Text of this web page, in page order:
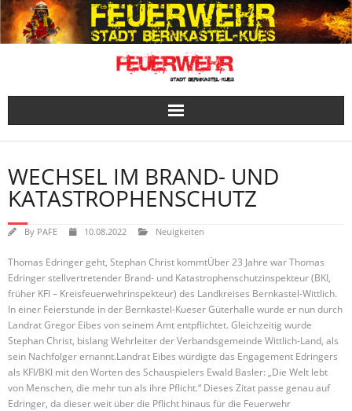
Skip
to
content
WECHSEL IM BRAND- UND
KATASTROPHENSCHUTZ
By PAFE 10.08.2022 Neuigkeiten
Thomas Edringer geht, Stephan Christ kommtÜber 23 Jahre war Thomas
Edringer stellvertretender Brand- und Katastrophenschutzinspekteur (BKI,
früher KFI – Kreisfeuerwehrinspekteur) des Landkreises Bernkastel-Wittlich.
In einer Feierstunde in der Bernkastel-Kueser Güterhalle wurde er nun durch
Landrat Gregor Eibes von seinem Amt entpflichtet. Gleichzeitig wurde
Stephan Christ, bislang Wehrleiter der Verbandsgemeinde Wittlich-Land, als
sein Nachfolger ernannt.Landrat Eibes würdigte das Engagement Edringers
als KFI/BKI mit den Worten des Schauspielers Ewald Basler: „Die Welt lebt
von Menschen, die mehr tun als ihre Pflicht.“ Dieses Zitat passe genau auf
Edringer, da dieser weit über die Pflicht hinaus für die Feuerwehr